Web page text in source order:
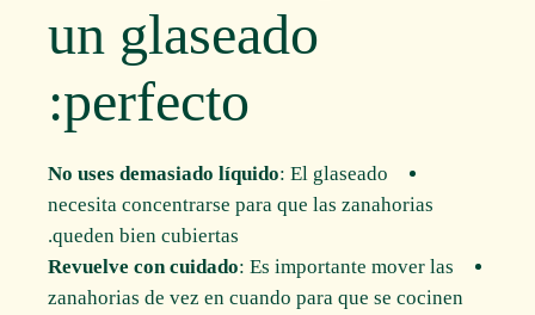
un glaseado
perfecto:
No uses demasiado líquido: El glaseado
necesita concentrarse para que las zanahorias
queden bien cubiertas.
Revuelve con cuidado: Es importante mover las
zanahorias de vez en cuando para que se cocinen